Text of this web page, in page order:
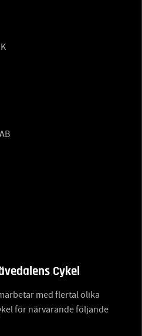
Cykel
med flertal olika
för närvarande följande